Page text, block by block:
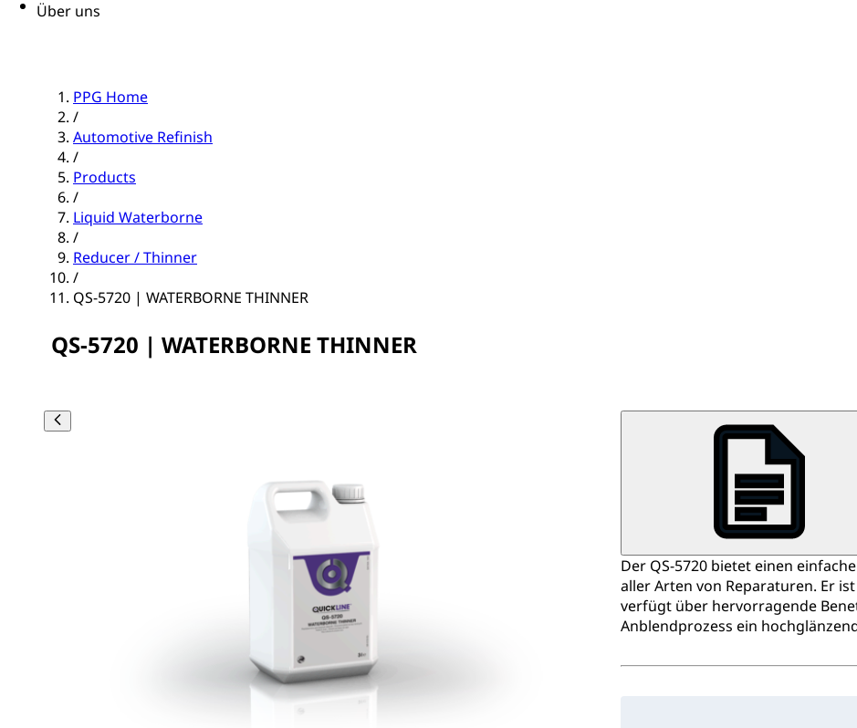
Über uns
PPG Home
/
Automotive Refinish
/
Products
/
Liquid Waterborne
/
Reducer / Thinner
/
QS-5720 | WATERBORNE THINNER
QS-5720 | WATERBORNE THINNER
Der QS-5720 bietet einen
aller Arten von Reparaturen. Er
verfügt über hervorragende
Anblendprozess ein